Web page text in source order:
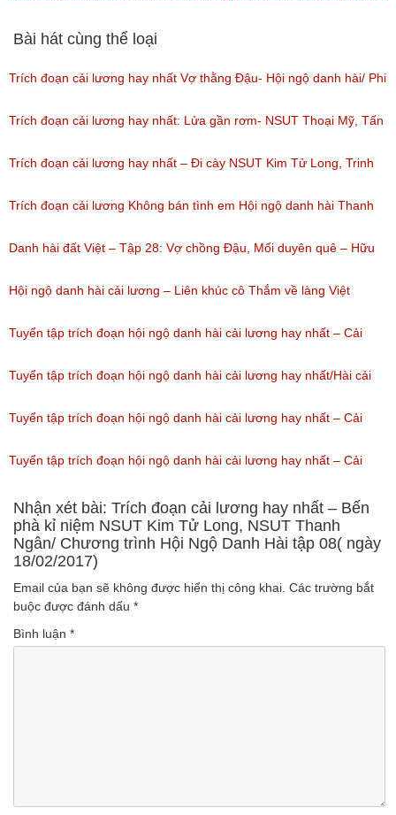
(Lượt nghe: 82)
Thủy
(Lượt nghe: 124)
Bài hát cùng thể loại
Trích đoạn cải lương hay nhất Vợ thằng Đậu- Hội ngộ danh hài/ Phi
Nhung, NSUT Kim Tử Long, Bảo Chung
(Lượt nghe: 165)
Trích đoạn cải lương hay nhất: Lửa gần rơm- NSUT Thoại Mỹ, Tấn
Beo- Hội ngộ danh hài tập 3
(Lượt nghe: 38)
Trích đoạn cải lương hay nhất – Đi cày NSUT Kim Tử Long, Trinh
Trinh/ Chương trình Hội Ngộ Danh Hài tập 08( ngày 18/02/2017)
(Lượt nghe: 46)
Trích đoạn cải lương Không bán tình em Hội ngộ danh hài Thanh
Ngân, Linh Trung, Kim Thủy
(Lượt nghe: 98)
Danh hài đất Việt – Tập 28: Vợ chồng Đậu, Mối duyên quê – Hữu
Quốc, Quốc Đại, Thanh Ngân
(Lượt nghe: 128)
Hội ngộ danh hài cải lương – Liên khúc cô Thắm về làng Việt
Hương, Phan Ngọc Luân, Huỳnh Anh, Lâm Vinh Hải, Sơn Ngọc
Minh.
(Lượt nghe: 49)
Tuyển tập trích đoạn hội ngộ danh hài cải lương hay nhất – Cải
lương hài: Cưới vợ cho ai
(Lượt nghe: 51)
Tuyển tập trích đoạn hội ngộ danh hài cải lương hay nhất/Hài cải
lương: Ngao sò ốc hến
(Lượt nghe: 178)
Tuyển tập trích đoạn hội ngộ danh hài cải lương hay nhất – Cải
lương hài: Thân ơi
(Lượt nghe: 66)
Tuyển tập trích đoạn hội ngộ danh hài cải lương hay nhất – Cải
lương hài: Đời Cô Lựu
(Lượt nghe: 50)
Nhận xét bài: Trích đoạn cải lương hay nhất – Bến
phà kỉ niệm NSUT Kim Tử Long, NSUT Thanh
Ngân/ Chương trình Hội Ngộ Danh Hài tập 08( ngày
18/02/2017)
Email của bạn sẽ không được hiển thị công khai. Các trường bắt
buộc được đánh dấu *
Bình luận *